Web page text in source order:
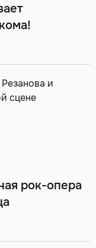
и
сцене
рок-опера